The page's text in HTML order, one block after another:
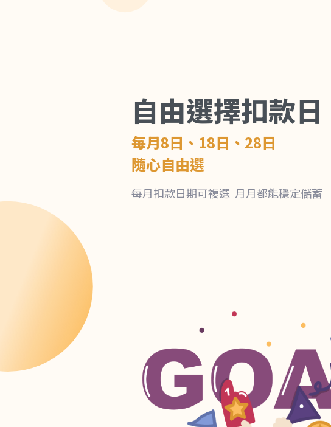
自由選擇扣款日
每月8日、18日、28日
隨心自由選
每月扣款日期可複選 月月都能穩定儲蓄